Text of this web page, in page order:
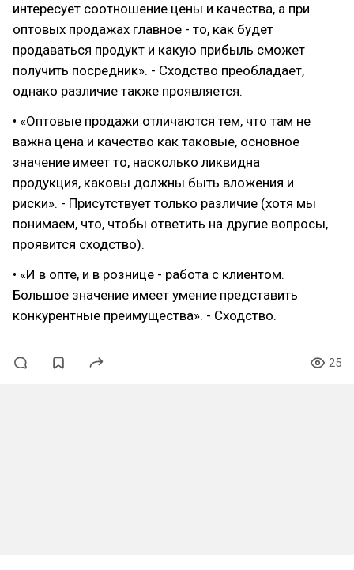
интересует соотношение цены и качества, а при
оптовых продажах главное - то, как будет
продаваться продукт и какую прибыль сможет
получить посредник». - Сходство преобладает,
однако различие также проявляется.
• «Оптовые продажи отличаются тем, что там не
важна цена и качество как таковые, основное
значение имеет то, насколько ликвидна
продукция, каковы должны быть вложения и
риски». - Присутствует только различие (хотя мы
понимаем, что, чтобы ответить на другие вопросы,
проявится сходство).
• «И в опте, и в рознице - работа с клиентом.
Большое значение имеет умение представить
конкурентные преимущества». - Сходство.
25